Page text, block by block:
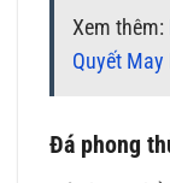
Xem thêm:
Quyết
Đá phong